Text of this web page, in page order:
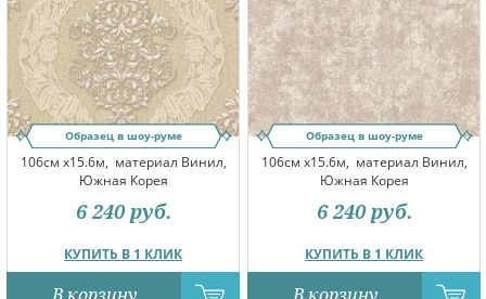
Образец в шоу-руме
106см x15.6м, материал Винил,
Южная Корея
КУПИТЬ В 1 КЛИК
6 240 руб.
Образец в шоу-руме
106см x15.6м, материал Винил,
Южная Корея
КУПИТЬ В 1 КЛИК
6 240 руб.